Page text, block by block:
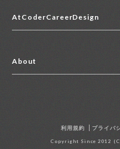
中途採用求人一覧
その他求人一覧
マイページ
AtCoderCareerDesign
About
Copyright Since 2012
利用規約 プライバ